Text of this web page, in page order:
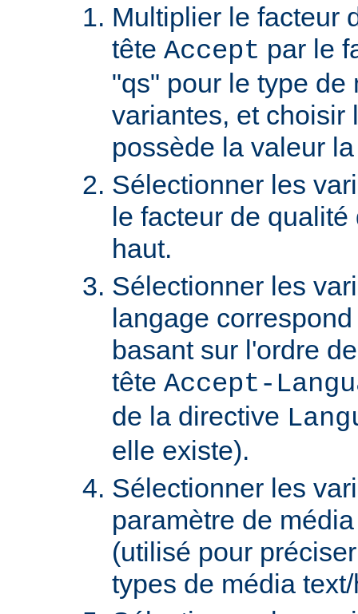
Multiplier le facteur
tête Accept par le
"qs" pour le type de
variantes, et choisir
possède la valeur
Sélectionner les
le facteur de
haut.
Sélectionner les
langage
basant sur l'ordre
tête Accept-
de la directive
elle existe).
Sélectionner les
paramètre de
(utilisé pour
types de média